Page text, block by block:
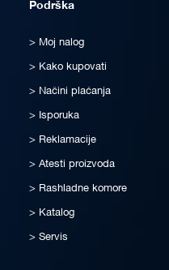
Podrška
Moj nalog
Kako kupovati
Načini plaćanja
Isporuka
Reklamacije
Atesti proizvoda
Rashladne komore
Katalog
Servis